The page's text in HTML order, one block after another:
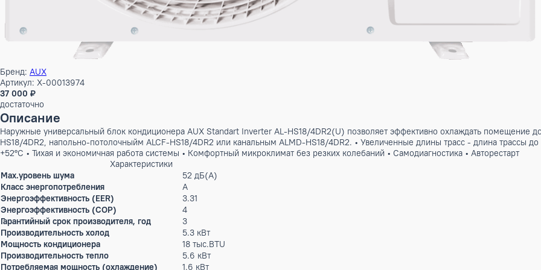
Бренд:
Артикул: X-00013974
37 000 ₽
достаточно
Описание
Наружные универсальный блок кондиционера AUX Standart Inverter AL-HS18/4DR2(U) позволяет эффективно
HS18/4DR2, напольно-потолочныйм ALCF-HS18/4DR2 или канальным ALMD-HS18/4DR2. • Увеличенные длины трасс -
+52°С • Тихая и экономичная работа системы • Комфортный микроклимат без резких колебаний • Самодиагностика •